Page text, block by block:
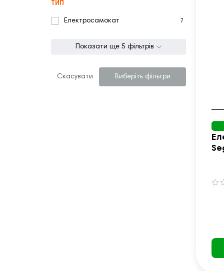
ТИП
Електросамокат 7
Показати ще 5 фільтрів
Скасувати Виберіть фільтри